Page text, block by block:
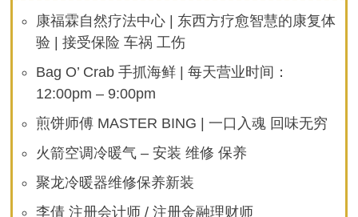
康福霖自然疗法中心 | 东西方疗愈智慧的康复体
验 | 接受保险 车祸 工伤
Bag O’ Crab 手抓海鲜 | 每天营业时间：
12:00pm – 9:00pm
煎饼师傅 MASTER BING | 一口入魂 回味无穷
火箭空调冷暖气 – 安装 维修 保养
聚龙冷暖器维修保养新装
李倩 注册会计师 / 注册金融理财师